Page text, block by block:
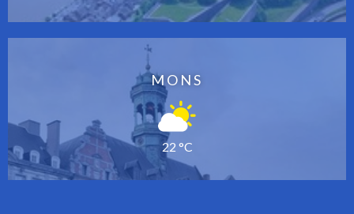
MONS
22 °C